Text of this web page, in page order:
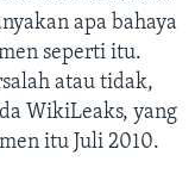
apa bahaya
seperti itu.
atau tidak,
WikiLeaks, yang
itu Juli 2010.